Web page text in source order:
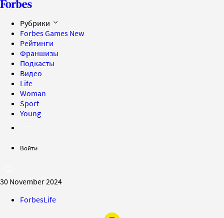
Рубрики
Forbes Games New
Рейтинги
Франшизы
Подкасты
Видео
Life
Woman
Sport
Young
Войти
30 November 2024
ForbesLife